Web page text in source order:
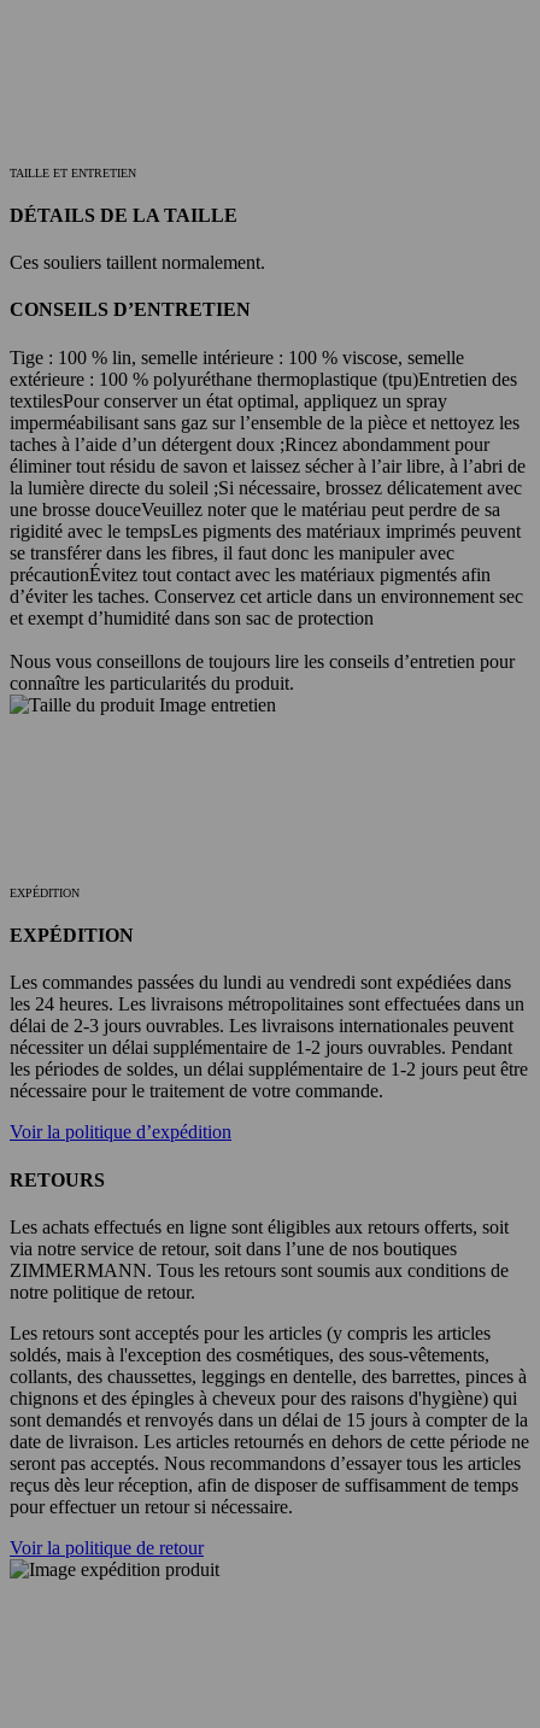
TAILLE ET ENTRETIEN
DÉTAILS DE LA TAILLE
Ces souliers taillent normalement.
CONSEILS D’ENTRETIEN
Tige : 100 % lin, semelle intérieure : 100 % viscose, semelle
extérieure : 100 % polyuréthane thermoplastique (tpu)Entretien des
textilesPour conserver un état optimal, appliquez un spray
imperméabilisant sans gaz sur l’ensemble de la pièce et nettoyez les
taches à l’aide d’un détergent doux ;Rincez abondamment pour
éliminer tout résidu de savon et laissez sécher à l’air libre, à l’abri de
la lumière directe du soleil ;Si nécessaire, brossez délicatement avec
une brosse douceVeuillez noter que le matériau peut perdre de sa
rigidité avec le tempsLes pigments des matériaux imprimés peuvent
se transférer dans les fibres, il faut donc les manipuler avec
précautionÉvitez tout contact avec les matériaux pigmentés afin
d’éviter les taches. Conservez cet article dans un environnement sec
et exempt d’humidité dans son sac de protection
Nous vous conseillons de toujours lire les conseils d’entretien pour
connaître les particularités du produit.
EXPÉDITION
EXPÉDITION
Les commandes passées du lundi au vendredi sont expédiées dans
les 24 heures. Les livraisons métropolitaines sont effectuées dans un
délai de 2-3 jours ouvrables. Les livraisons internationales peuvent
nécessiter un délai supplémentaire de 1-2 jours ouvrables. Pendant
les périodes de soldes, un délai supplémentaire de 1-2 jours peut être
nécessaire pour le traitement de votre commande.
Voir la politique d’expédition
RETOURS
Les achats effectués en ligne sont éligibles aux retours offerts, soit
via notre service de retour, soit dans l’une de nos boutiques
ZIMMERMANN. Tous les retours sont soumis aux conditions de
notre politique de retour.
Les retours sont acceptés pour les articles (y compris les articles
soldés, mais à l'exception des cosmétiques, des sous-vêtements,
collants, des chaussettes, leggings en dentelle, des barrettes, pinces à
chignons et des épingles à cheveux pour des raisons d'hygiène) qui
sont demandés et renvoyés dans un délai de 15 jours à compter de la
date de livraison. Les articles retournés en dehors de cette période ne
seront pas acceptés. Nous recommandons d’essayer tous les articles
reçus dès leur réception, afin de disposer de suffisamment de temps
pour effectuer un retour si nécessaire.
Voir la politique de retour